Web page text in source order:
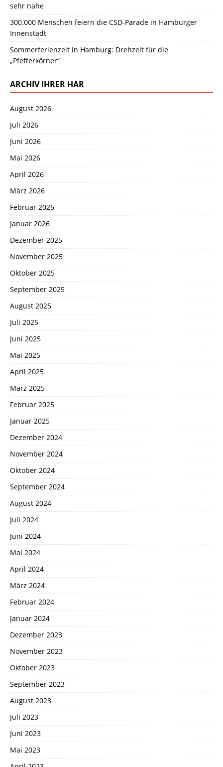
sehr nahe
300.000 Menschen feiern die CSD-Parade in Hamburger
Innenstadt
Sommerferienzeit in Hamburg: Drehzeit für die
„Pfefferkörner“
ARCHIV IHRER HAR
August 2026
Juli 2026
Juni 2026
Mai 2026
April 2026
März 2026
Februar 2026
Januar 2026
Dezember 2025
November 2025
Oktober 2025
September 2025
August 2025
Juli 2025
Juni 2025
Mai 2025
April 2025
März 2025
Februar 2025
Januar 2025
Dezember 2024
November 2024
Oktober 2024
September 2024
August 2024
Juli 2024
Juni 2024
Mai 2024
April 2024
März 2024
Februar 2024
Januar 2024
Dezember 2023
November 2023
Oktober 2023
September 2023
August 2023
Juli 2023
Juni 2023
Mai 2023